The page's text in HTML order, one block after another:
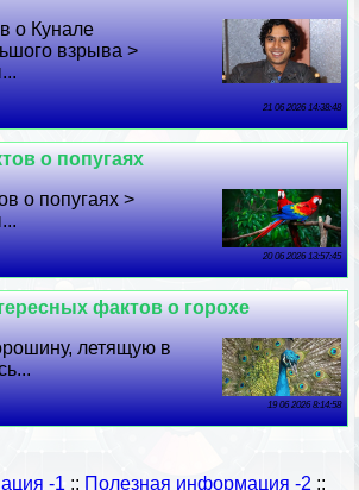
о Кунале
взрыва >
21 06 2026 14:38:48
о попугаях
о попугаях >
20 06 2026 13:57:45
фактов о горохе
летящую в
19 06 2026 8:14:58
-1 :: Полезная информация -2 ::